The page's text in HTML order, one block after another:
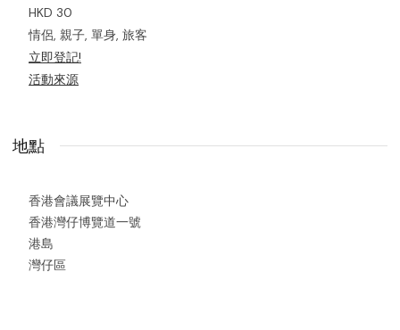
HKD 30
情侶, 親子, 單身, 旅客
立即登記!
活動來源
地點
香港會議展覽中心
香港灣仔博覽道一號
港島
灣仔區